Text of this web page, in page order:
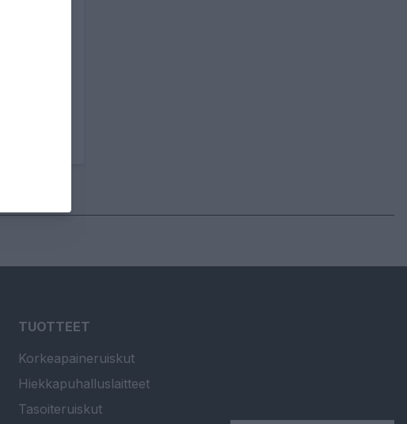
TUOTTEET
Korkeapaineruiskut
Hiekkapuhalluslaitteet
Tasoiteruiskut